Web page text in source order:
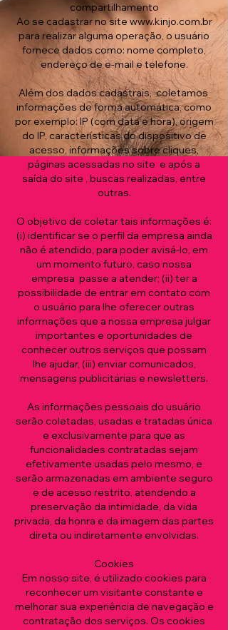
compartilhamento
Ao se cadastrar no sitewww.kinjo.com.br
para realizar alguma operação, o usuário
fornece dados como: nome completo,
endereço de e-mail e telefone.
Além dos dados cadastrais, coletamos
informações de forma automática, como
por exemplo: IP (com data e hora), origem
do IP, características do dispositivo de
acesso, informações sobre cliques,
páginas acessadas no site e após a
saída do site , buscas realizadas, entre
outras.
O objetivo de coletar tais informações é:
(i) identificar se o perfil da empresa ainda
não é atendido, para poder avisá-lo, em
um momento futuro, caso nossa
empresa passe a atender; (ii) ter a
possibilidade de entrar em contato com
o usuário para lhe oferecer outras
informações que a nossa empresa julgar
importantes e oportunidades de
conhecer outros serviços que possam
lhe ajudar, (iii) enviar comunicados,
mensagens publicitárias e newsletters.
As informações pessoais do usuário
serão coletadas, usadas e tratadas única
e exclusivamente para que as
funcionalidades contratadas sejam
efetivamente usadas pelo mesmo, e
serão armazenadas em ambiente seguro
e de acesso restrito, atendendo a
preservação da intimidade, da vida
privada, da honra e da imagem das partes
direta ou indiretamente envolvidas.
Cookies
Em nosso site, é utilizado cookies para
reconhecer um visitante constante e
melhorar sua experiência de navegação e
contratação dos serviços. Os cookies